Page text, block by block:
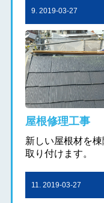
9. 2019-03-27
屋根修理工事
新しい屋根材を棟
取り付けます。
11. 2019-03-27